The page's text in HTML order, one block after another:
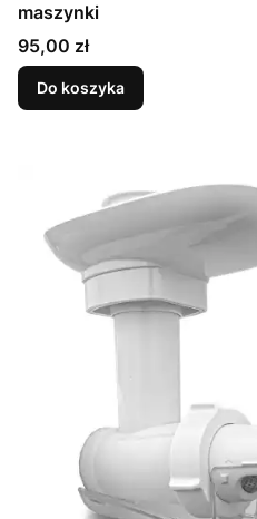
maszynki
Cena
95,00 zł
Do koszyka